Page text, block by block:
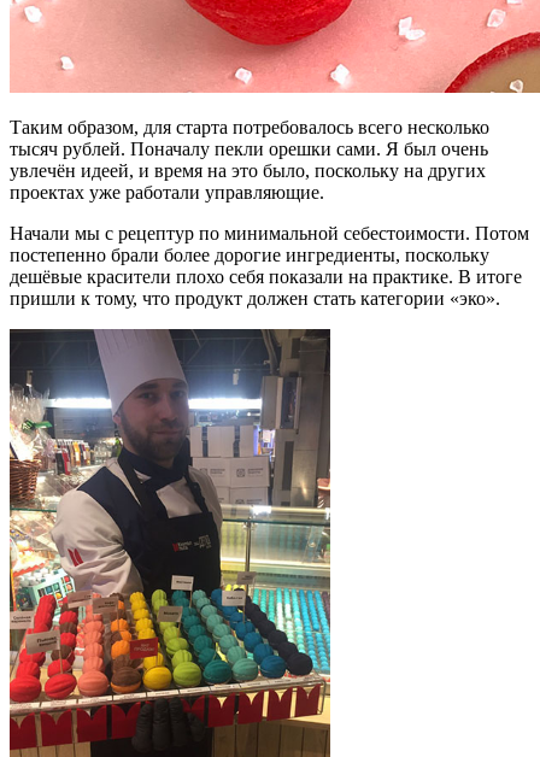
Таким образом, для старта потребовалось всего несколько
тысяч рублей. Поначалу пекли орешки сами. Я был очень
увлечён идеей, и время на это было, поскольку на других
проектах уже работали управляющие.
Начали мы с рецептур по минимальной себестоимости. Потом
постепенно брали более дорогие ингредиенты, поскольку
дешёвые красители плохо себя показали на практике. В итоге
пришли к тому, что продукт должен стать категории «эко».